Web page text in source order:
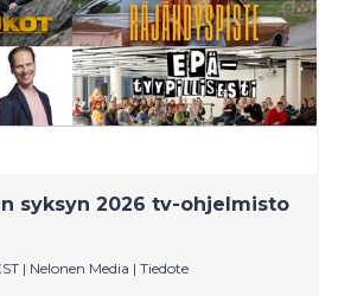
syksyn 2026 tv-ohjelmisto
| Nelonen Media | Tiedote